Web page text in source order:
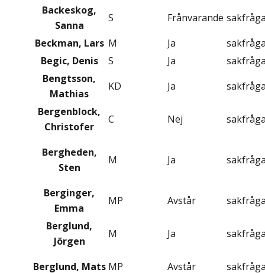
Backeskog,
Sanna
S Frånvarande
Beckman, Lars M Ja
Begic, Denis
S Ja
Bengtsson,
Mathias
KD Ja
Bergenblock,
Christofer
C Nej
Bergheden,
Sten
M Ja
Berginger,
Emma
MP Avstår
Berglund,
Jörgen
M Ja
Berglund, Mats MP Avstår